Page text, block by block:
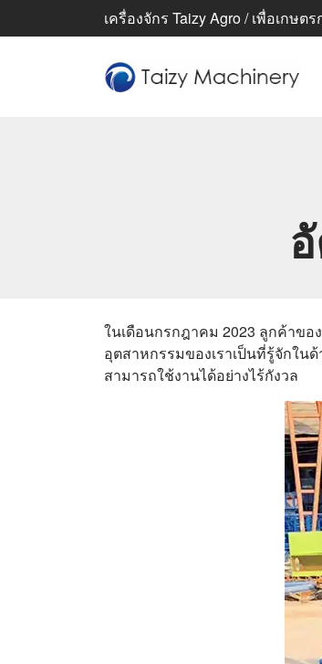
เครื่องจักร Taizy Agro / เพื่อเกษ
ในเดือนกรกฎาคม 2023 ลูกค้าขอ
อุตสาหกรรมของเราเป็นที่รู้จักใ
สามารถใช้งานได้อย่างไร้กังวล